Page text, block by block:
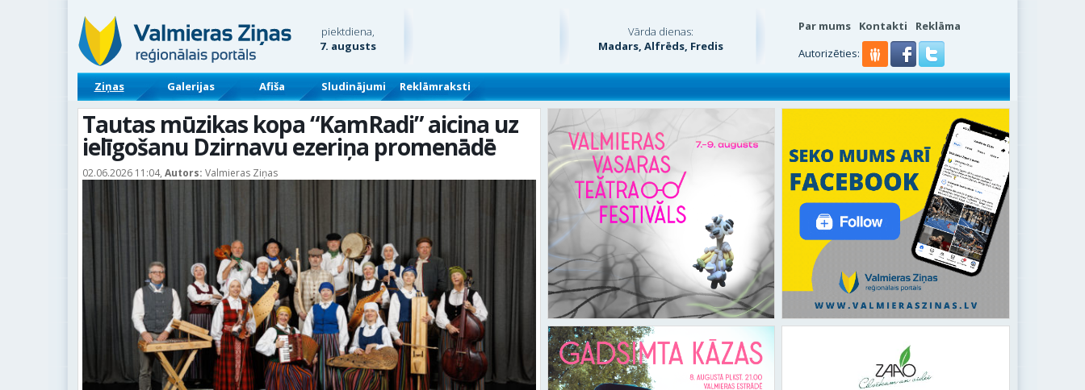
piektdiena,
7. augusts
Vārda dienas:
Madars, Alfrēds, Fredis
Par mums Kontakti
Reklāma
Autorizēties:
Ziņas Galerijas Afiša Sludinājumi Reklāmraksti
Tautas mūzikas kopa “KamRadi” aicina uz
ielīgošanu Dzirnavu ezeriņa promenādē
02.06.2026 11:04, Autors: Valmieras Ziņas